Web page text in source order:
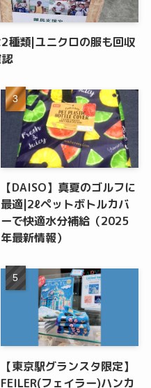
2種類|ユニクロの服も回収
【DAISO】真夏のゴルフに
最適|2ℓペットボトルカバ
ーで快適水分補給（2025
年最新情報）
【東京駅グランスタ限定】
FEILER(フェイラー)ハンカ